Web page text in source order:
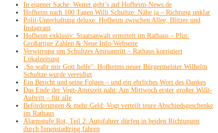
In eigener Sache: Weiter geht’s auf Hofheim-News.de
Hofheim nach 100 Tagen Willi Schultze: Nähe ja – Richtung unklar
Polit-Unterhaltung deluxe: Hofheim zwischen Allee, Blitzer und
Instagram
Hofheim exklusiv: Staatsanwalt ermittelt im Rathaus – Plus:
Großartige Zahlen & Neue Info-Webseite
Verwirrung um Schultzes Amtsantritt – Rathaus korrigiert
Lokalzeitung
„So wahr mir Gott helfe“: Hofheims neuer Bürgermeister Wilhelm
Schultze wurde vereidigt
Ein Bericht und seine Folgen – und ein ehrliches Wort des Dankes
Das Ende der Vogt-Amtszeit naht: Am Mittwoch erster großer Willi-
Auftritt – für alle
Beförderungen & mehr Geld: Vogt verteilt teure Abschiedsgeschenke
im Rathaus
Alarmstufe Rot, Teil 2: Autofahrer dürfen in beiden Richtungen
durch Innenstadtring fahren